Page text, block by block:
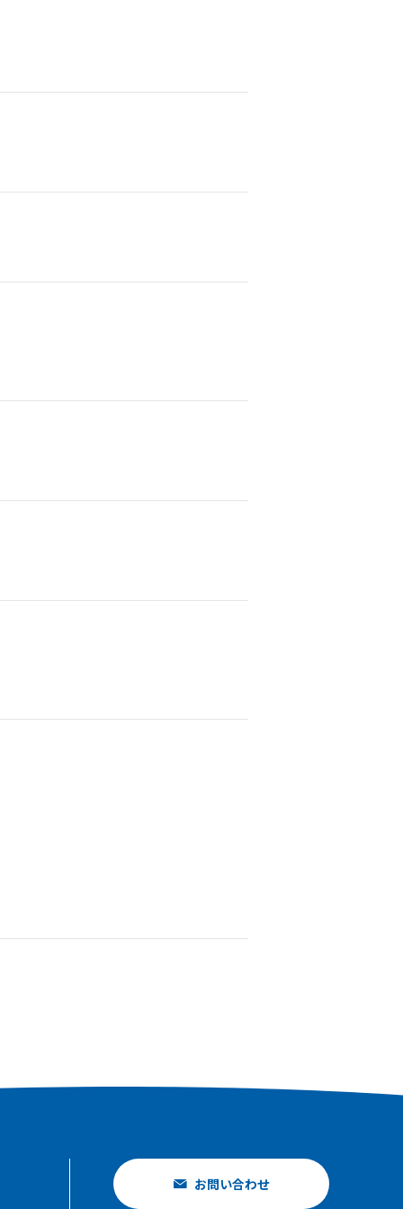
お問い合わせ